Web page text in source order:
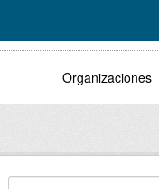
Organizaciones